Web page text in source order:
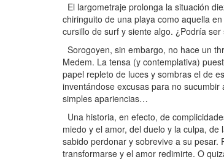
El largometraje prolonga la situación
chiringuito de una playa como aquella
cursillo de surf y siente algo. ¿Podría ser
Sorogoyen, sin embargo, no hace un
Medem. La tensa (y contemplativa)
papel repleto de luces y sombras el de
inventándose excusas para no
simples apariencias…
Una historia, en efecto, de
miedo y el amor, del duelo y la culpa,
sabido perdonar y sobrevive a su
transformarse y el amor redimirte. O